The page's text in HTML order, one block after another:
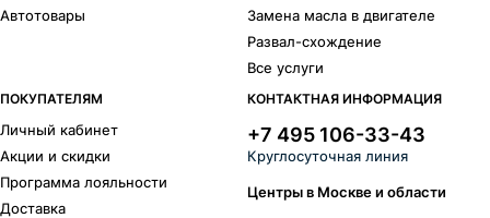
Автотовары
Замена масла в двигателе
Развал-схождение
Все услуги
ПОКУПАТЕЛЯМ
Личный кабинет
Акции и скидки
Программа лояльности
Доставка
КОНТАКТНАЯ ИНФОРМАЦИЯ
+7 495 106-33-43
Круглосуточная линия
Центры в Москве и области